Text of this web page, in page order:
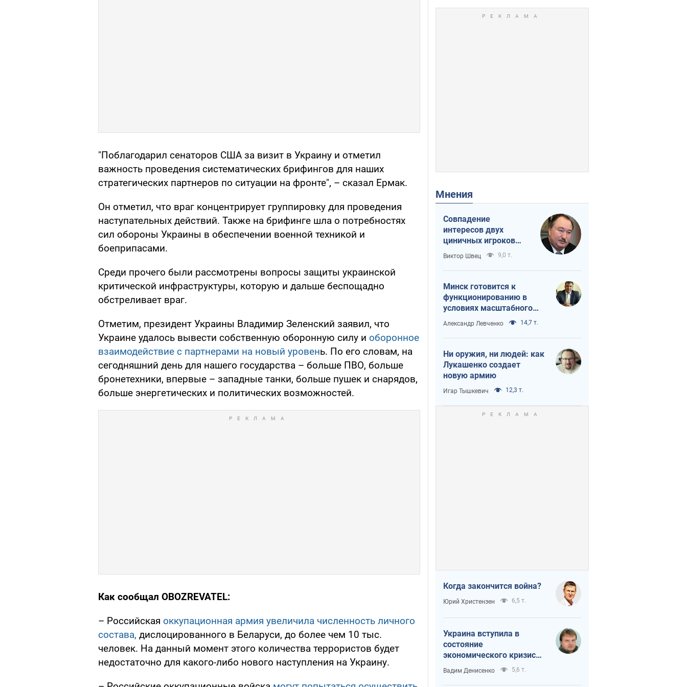
"Поблагодарил сенаторов США за визит в Украину и отметил
важность проведения систематических брифингов для наших
стратегических партнеров по ситуации на фронте", – сказал Ермак.
Он отметил, что враг концентрирует группировку для проведения
наступательных действий. Также на брифинге шла о потребностях
сил обороны Украины в обеспечении военной техникой и
боеприпасами.
Среди прочего были рассмотрены вопросы защиты украинской
критической инфраструктуры, которую и дальше беспощадно
обстреливает враг.
Отметим, президент Украины Владимир Зеленский заявил, что
Украине удалось вывести собственную оборонную силу и оборонное
взаимодействие с партнерами на новый уровень. По его словам, на
сегодняшний день для нашего государства – больше ПВО, больше
бронетехники, впервые – западные танки, больше пушек и снарядов,
больше энергетических и политических возможностей.
Как сообщал OBOZREVATEL:
– Российская оккупационная армия увеличила численность личного
состава, дислоцированного в Беларуси, до более чем 10 тыс.
человек. На данный момент этого количества террористов будет
недостаточно для какого-либо нового наступления на Украину.
Мнения
Совпадение
интересов двух
циничных игроков
или тайный план
Трампа и Путина?
Виктор Швец 9,0 т.
Минск готовится к
функционированию в
условиях масштабного
военного кризиса
Александр Левченко 14,7 т.
Ни оружия, ни людей: как
Лукашенко создает
новую армию
Игар Тышкевич 12,3 т.
Когда закончится война?
Юрий Христензен 6,5 т.
Украина вступила в
состояние
экономического кризиса.
Есть ли свет в конце
туннеля?
Вадим Денисенко 5,6 т.